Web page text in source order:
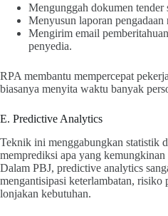
Mengunggah dokumen tender
Menyusun laporan pengadaan
Mengirim email
penyedia.
RPA membantu mempercepat
biasanya menyita waktu banyak
E. Predictive Analytics
Teknik ini menggabungkan statistik
memprediksi apa yang kemungkinan
Dalam PBJ, predictive analytics
mengantisipasi keterlambatan, risiko
lonjakan kebutuhan.